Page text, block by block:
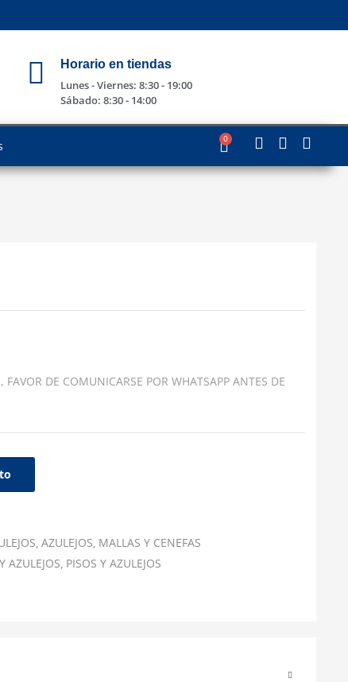
Horario en tiendas
Lunes - Viernes: 8:30 - 19:00
Sábado: 8:30 - 14:00
0
DE COMUNICARSE POR WHATSAPP ANTES DE
AZULEJOS MALLAS Y CENEFAS
AZULEJOS PISOS Y AZULEJOS